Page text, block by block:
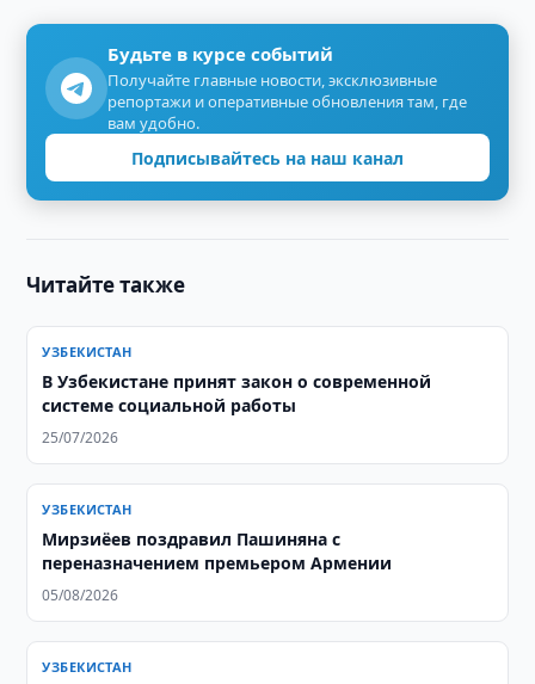
Будьте в курсе событий
Получайте главные новости, эксклюзивные
репортажи и оперативные обновления там, где
вам удобно.
Подписывайтесь на наш канал
Читайте также
УЗБЕКИСТАН
В Узбекистане принят закон о современной
системе социальной работы
25/07/2026
УЗБЕКИСТАН
Мирзиёев поздравил Пашиняна с
переназначением премьером Армении
05/08/2026
УЗБЕКИСТАН